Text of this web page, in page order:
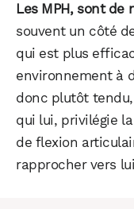
Les MPH, sont
souvent un côté
qui est plus
environnement à
donc plutôt
qui lui, privilégie
de flexion
rapprocher vers